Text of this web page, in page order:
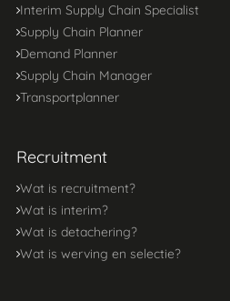
Interim Supply Chain Specialist
Supply Chain Planner
Demand Planner
Supply Chain Manager
Transportplanner
Recruitment
Wat is recruitment?
Wat is interim?
Wat is detachering?
Wat is werving en selectie?